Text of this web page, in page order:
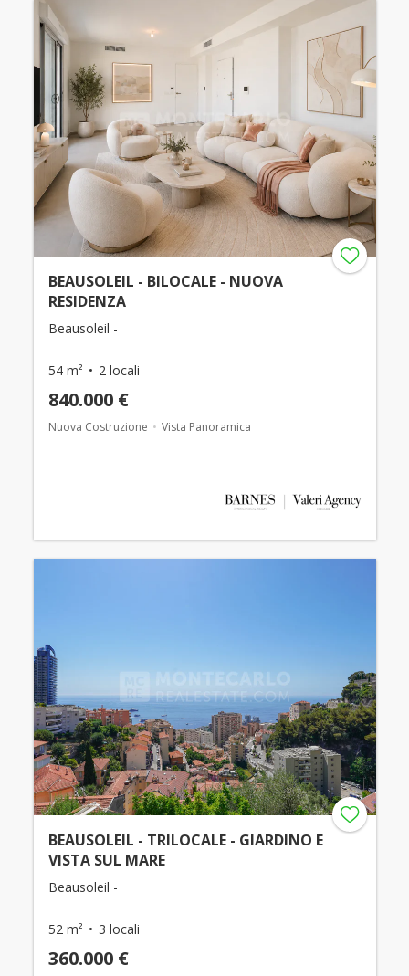
BEAUSOLEIL - BILOCALE - NUOVA
RESIDENZA
Beausoleil -
54 m² 2 locali
840.000 €
Nuova Costruzione Vista Panoramica
BEAUSOLEIL - TRILOCALE - GIARDINO E
VISTA SUL MARE
Beausoleil -
52 m² 3 locali
360.000 €